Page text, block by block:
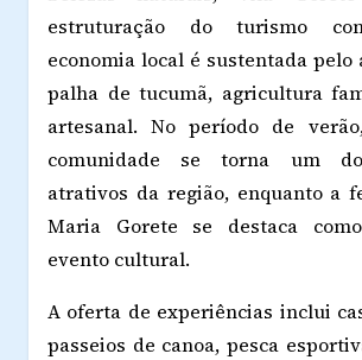
estruturação do turismo
economia local é sustentada pelo
palha de tucumã, agricultura
artesanal. No período de
comunidade se torna um
atrativos da região, enquanto a
Maria Gorete se destaca
evento cultural.
A oferta de experiências inclui
passeios de canoa, pesca